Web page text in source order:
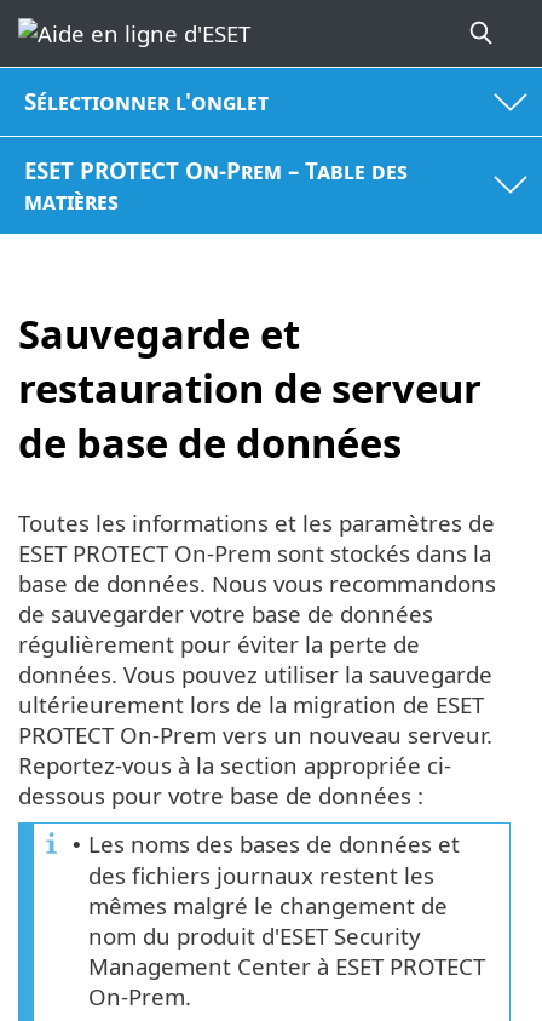
Sélectionner l'onglet
ESET PROTECT On-Prem – Table des
matières
Sauvegarde et
restauration de serveur
de base de données
Toutes les informations et les paramètres de
ESET PROTECT On-Prem sont stockés dans la
base de données. Nous vous recommandons
de sauvegarder votre base de données
régulièrement pour éviter la perte de
données. Vous pouvez utiliser la sauvegarde
ultérieurement lors de la migration de ESET
PROTECT On-Prem vers un nouveau serveur.
Reportez-vous à la section appropriée ci-
dessous pour votre base de données :
• Les noms des bases de données et
des fichiers journaux restent les
mêmes malgré le changement de
nom du produit d'ESET Security
Management Center à ESET PROTECT
On-Prem.